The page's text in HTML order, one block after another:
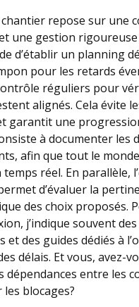
repose sur une
une gestion rigoureuse
d’établir un planning
pour les retards
réguliers pour
alignés. Cela évite
garantit une
à documenter les
afin que tout le
réel. En parallèle,
d’évaluer la
des choix proposés.
j’indique souvent
et des guides dédiés à
délais. Et vous, avez-
dépendances entre les
blocages?